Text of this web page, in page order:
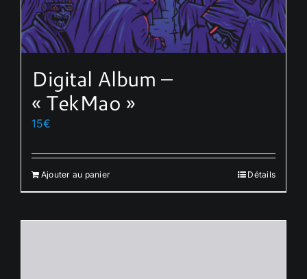
Digital Album –
« TekMao »
15€
Ajouter au panier Détails